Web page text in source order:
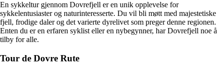
En sykkeltur gjennom Dovrefjell er en unik opplevelse for
sykkelentusiaster og naturinteresserte. Du vil bli møtt med majestetiske
fjell, frodige daler og det varierte dyrelivet som preger denne regionen.
Enten du er en erfaren syklist eller en nybegynner, har Dovrefjell noe å
tilby for alle.
Tour de Dovre Rute